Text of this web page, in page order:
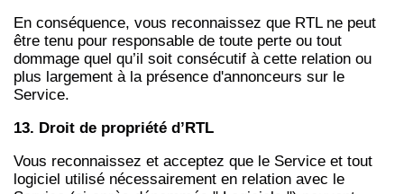
En conséquence, vous reconnaissez que RTL ne peut
être tenu pour responsable de toute perte ou tout
dommage quel qu’il soit consécutif à cette relation ou
plus largement à la présence d'annonceurs sur le
Service.
13. Droit de propriété d’RTL
Vous reconnaissez et acceptez que le Service et tout
logiciel utilisé nécessairement en relation avec le